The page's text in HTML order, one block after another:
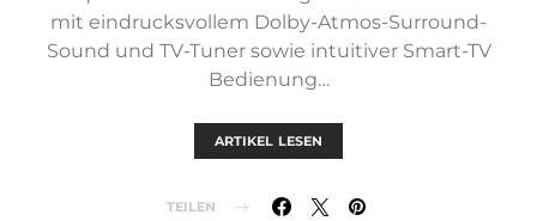
mit eindrucksvollem Dolby-Atmos-Surround-
Sound und TV-Tuner sowie intuitiver Smart-TV
Bedienung…
ARTIKEL LESEN
TEILEN